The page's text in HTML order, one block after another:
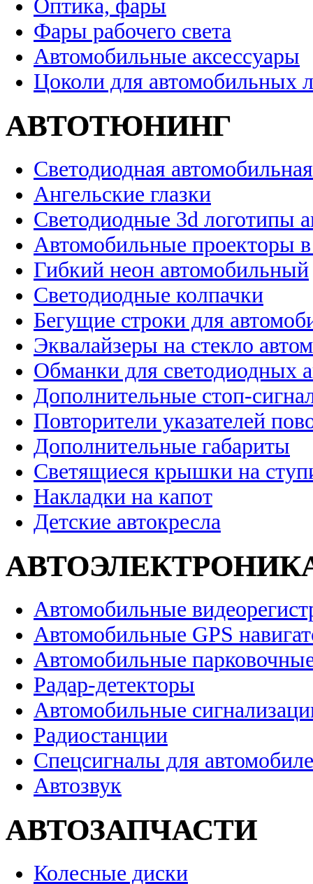
Оптика, фары
Фары рабочего света
Автомобильные аксессуары
Цоколи для автомобильных
АВТОТЮНИНГ
Светодиодная
Ангельские глазки
Светодиодные 3d логотипы
Автомобильные проекторы
Гибкий неон автомобильный
Светодиодные колпачки
Бегущие строки для
Эквалайзеры на стекло
Обманки для светодиодных
Дополнительные стоп-
Повторители указателей
Дополнительные габариты
Светящиеся крышки на
Накладки на капот
Детские автокресла
Автомобильные
Автомобильные GPS
Автомобильные
Радар-детекторы
Автомобильные
Радиостанции
Спецсигналы для
Автозвук
АВТОЗАПЧАСТИ
Колесные диски